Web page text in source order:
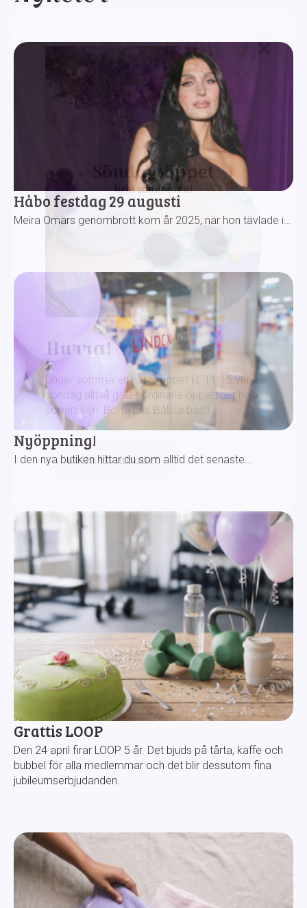
Hurra!
Under sommaren har vi öppet kl. 11-15 varje
söndag alltså gäller ordinarie öppettider hela
sommaren. Borta bra, Bålsta bäst!
Kolla in utbudet
Håbo festdag 29 augusti
Meira Omars genombrott kom år 2025, när hon tävlade i…
Nyöppning!
I den nya butiken hittar du som alltid det senaste…
Grattis LOOP
Den 24 april firar LOOP 5 år. Det bjuds på tårta, kaffe och
bubbel för alla medlemmar och det blir dessutom fina
jubileumserbjudanden.